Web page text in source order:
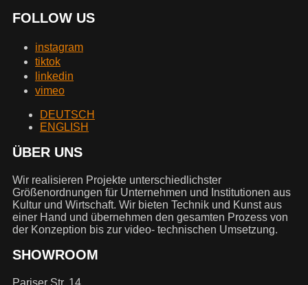
FOLLOW US
instagram
tiktok
linkedin
vimeo
DEUTSCH
ENGLISH
ÜBER UNS
Wir realisieren Projekte unterschiedlichster
Größenordnungen für Unternehmen und Institutionen aus
Kultur und Wirtschaft. Wir bieten Technik und Kunst aus
einer Hand und übernehmen den gesamten Prozess von
der Konzeption bis zur video- technischen Umsetzung.
SHOWROOM
Pariser Str. 14